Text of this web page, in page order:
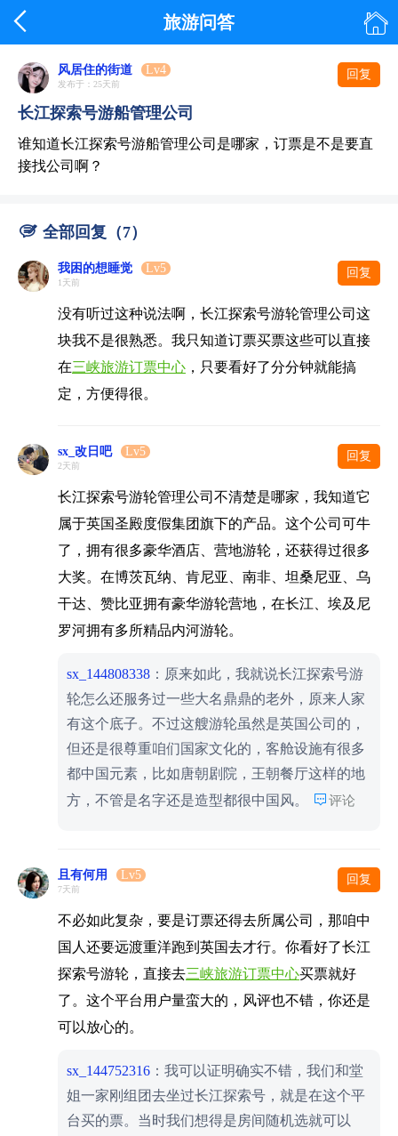
 旅游问答 
风居住的街道 Lv4
发布于：25天前
回复
长江探索号游船管理公司
谁知道长江探索号游船管理公司是哪家，订票是不是要直
接找公司啊？
 全部回复（7）
我困的想睡觉 Lv5
1天前
回复
没有听过这种说法啊，长江探索号游轮管理公司这
块我不是很熟悉。我只知道订票买票这些可以直接
在三峡旅游订票中心 ，只要看好了分分钟就能搞
定，方便得很。
sx_改日吧 Lv5
2天前
回复
长江探索号游轮管理公司不清楚是哪家，我知道它
属于英国圣殿度假集团旗下的产品。这个公司可牛
了，拥有很多豪华酒店、营地游轮，还获得过很多
大奖。在博茨瓦纳、肯尼亚、南非、坦桑尼亚、乌
干达、赞比亚拥有豪华游轮营地，在长江、埃及尼
罗河拥有多所精品内河游轮。
sx_144808338 ：原来如此，我就说长江探索号游
轮怎么还服务过一些大名鼎鼎的老外，原来人家
有这个底子。不过这艘游轮虽然是英国公司的，
但还是很尊重咱们国家文化的，客舱设施有很多
都中国元素，比如唐朝剧院，王朝餐厅这样的地
方，不管是名字还是造型都很中国风。
评论
且有何用 Lv5
7天前
回复
不必如此复杂，要是订票还得去所属公司，那咱中
国人还要远渡重洋跑到英国去才行。你看好了长江
探索号游轮，直接去三峡旅游订票中心买票就好
了。这个平台用户量蛮大的，风评也不错，你还是
可以放心的。
sx_144752316 ：我可以证明确实不错，我们和堂
姐一家刚组团去坐过长江探索号，就是在这个平
台买的票。当时我们想得是房间随机选就可以